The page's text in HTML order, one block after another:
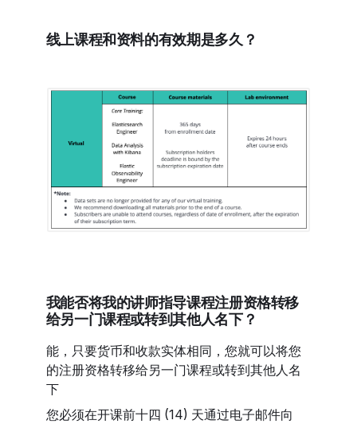
线上课程和资料的有效期是多久？
我能否将我的讲师指导课程注册资格转移
给另一门课程或转到其他人名下？
能，只要货币和收款实体相同，您就可以将您
的注册资格转移给另一门课程或转到其他人名
下
您必须在开课前十四 (14) 天通过电子邮件向